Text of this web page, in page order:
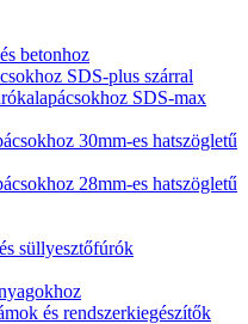
betonhoz
SDS-plus szárral
SDS-max
30mm-es hatszögletű
28mm-es hatszögletű
süllyesztőfúrók
és rendszerkiegészítők